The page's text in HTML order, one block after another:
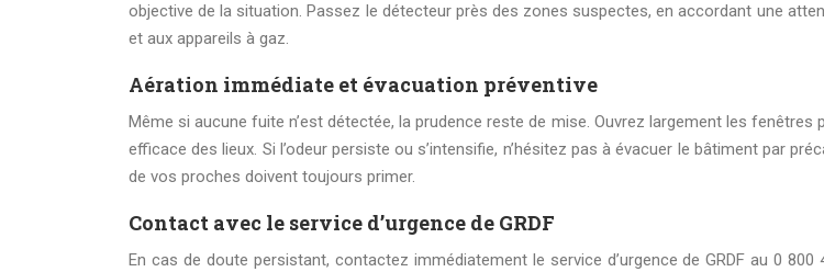
objective de la situation. Passez le détecteur près des zones suspectes, en accordant une
et aux appareils à gaz.
Aération immédiate et évacuation préventive
Même si aucune fuite n’est détectée, la prudence reste de mise. Ouvrez largement les fenêtres
efficace des lieux. Si l’odeur persiste ou s’intensifie, n’hésitez pas à évacuer le bâtiment par
de vos proches doivent toujours primer.
Contact avec le service d’urgence de GRDF
En cas de doute persistant, contactez immédiatement le service d’urgence de GRDF au 0